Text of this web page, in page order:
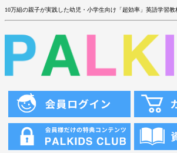
10万組の親子が実践した幼児・小学生向け「超効率」英語学習教